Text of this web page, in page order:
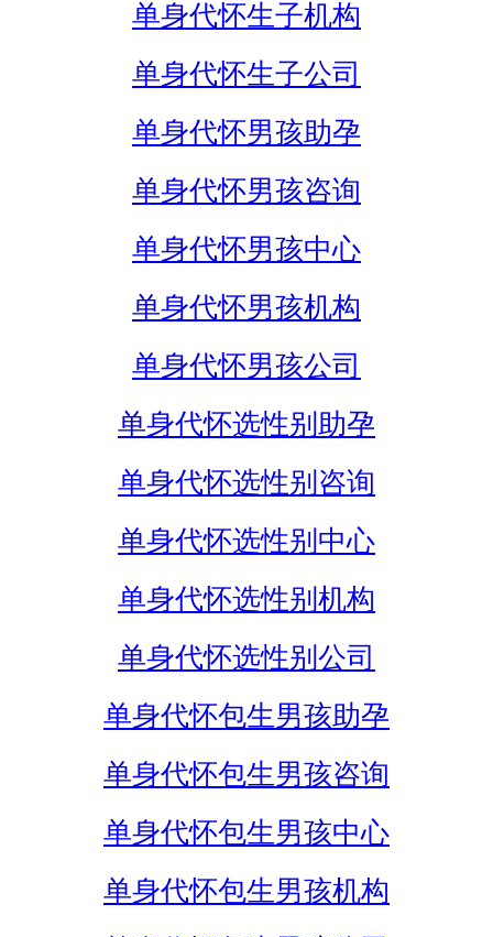
单身代怀生子机构
单身代怀生子公司
单身代怀男孩助孕
单身代怀男孩咨询
单身代怀男孩中心
单身代怀男孩机构
单身代怀男孩公司
单身代怀选性别助孕
单身代怀选性别咨询
单身代怀选性别中心
单身代怀选性别机构
单身代怀选性别公司
单身代怀包生男孩助孕
单身代怀包生男孩咨询
单身代怀包生男孩中心
单身代怀包生男孩机构